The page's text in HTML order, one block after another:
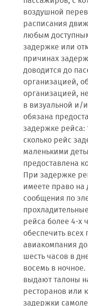
воздушной
расписания
любым
задержке или
причинах
доводится до
организацией,
организацией,
в визуальной и/
обязана
задержке рейса:
сколько рейс
маленькими
предоставлена
При задержке
имеете право
сообщения по
рейса более 4-х
обеспечить
авиакомпания
шесть часов в
восемь в
выдают талоны
ресторанов или
задержки